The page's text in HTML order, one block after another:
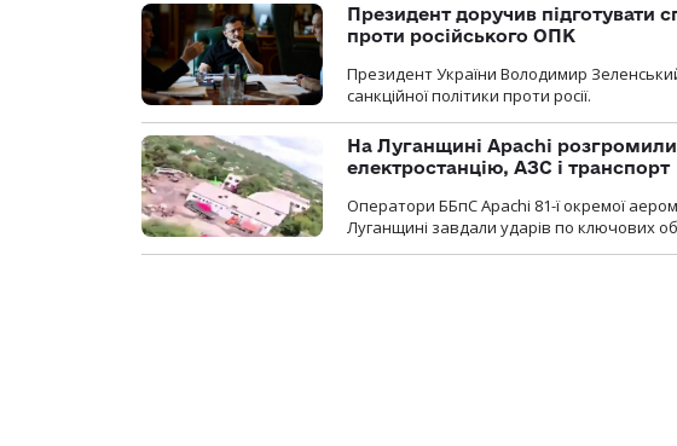
Президент доручив підготувати
проти російського ОПК
Президент України Володимир
санкційної політики проти росії.
На Луганщині Apachi розгромили
електростанцію, АЗС і транспорт
Оператори ББпС Apachi 81-ї окремої
Луганщині завдали ударів по ключових